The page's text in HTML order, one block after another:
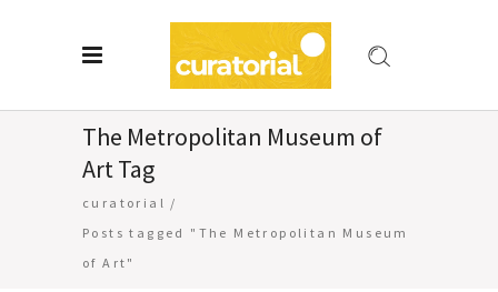
The Metropolitan Museum of
Art Tag
curatorial /
Posts tagged "The Metropolitan Museum
of Art"